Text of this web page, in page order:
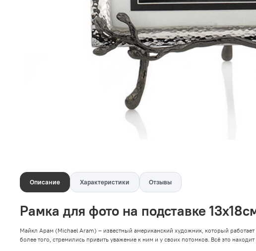
Описание Характеристики Отзывы
Рамка для фото на подставке
Майкл Арам (Michael Aram) – известный американский художник, который
более того, стремились привить уважение к ним и у своих потомков. Всё это